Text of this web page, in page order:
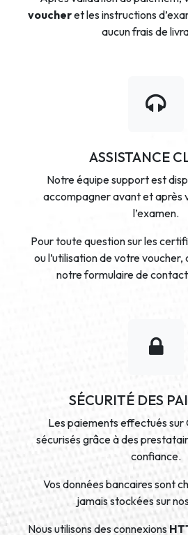
voucheret les instructions
aucun frais de
ASSISTANCE
Notre équipe support est
accompagner avant et après
l’examen.
Pour toute question sur les
ou l’utilisation de votre
notre formulaire de
SÉCURITÉ DES
Les paiements effectués
sécurisés grâce à des
confiance.
Vos données bancaires sont
jamais stockées sur
Nous utilisons des connexions